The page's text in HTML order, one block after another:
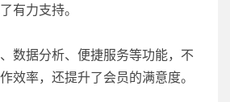
有力支持。
数据分析、便捷服务等功能，不
效率，还提升了会员的满意度。